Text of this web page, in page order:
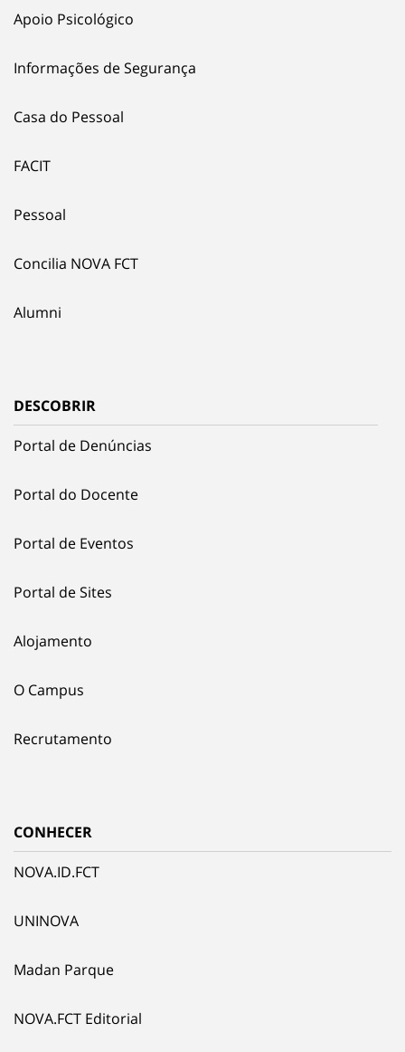
Apoio Psicológico
Informações de Segurança
Casa do Pessoal
FACIT
Pessoal
Concilia NOVA FCT
Alumni
DESCOBRIR
Portal de Denúncias
Portal do Docente
Portal de Eventos
Portal de Sites
Alojamento
O Campus
Recrutamento
CONHECER
NOVA.ID.FCT
UNINOVA
Madan Parque
NOVA.FCT Editorial